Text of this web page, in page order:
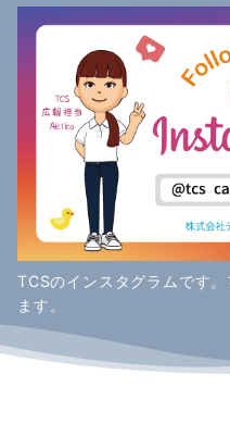
TCSのインスタグラムです
ます。